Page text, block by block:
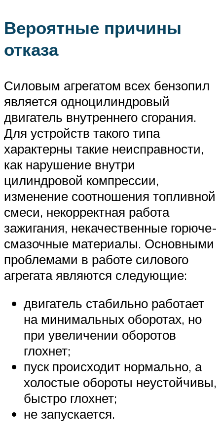
Вероятные причины
отказа
Силовым агрегатом всех бензопил
является одноцилиндровый
двигатель внутреннего сгорания.
Для устройств такого типа
характерны такие неисправности,
как нарушение внутри
цилиндровой компрессии,
изменение соотношения топливной
смеси, некорректная работа
зажигания, некачественные горюче-
смазочные материалы. Основными
проблемами в работе силового
агрегата являются следующие:
двигатель стабильно работает
на минимальных оборотах, но
при увеличении оборотов
глохнет;
пуск происходит нормально, а
холостые обороты неустойчивы,
быстро глохнет;
не запускается.